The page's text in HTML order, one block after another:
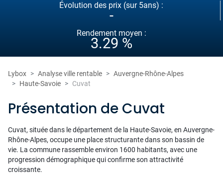
Évolution des prix (sur 5ans) :
-
Rendement moyen :
3.29 %
Lybox Analyse ville rentable
Auvergne-Rhône-Alpes
Haute-Savoie
Cuvat
Présentation de Cuvat
Cuvat, située dans le département de la Haute-Savoie, en Auvergne-
Rhône-Alpes, occupe une place structurante dans son bassin de
vie. La commune rassemble environ 1600 habitants, avec une
progression démographique qui confirme son attractivité
croissante.